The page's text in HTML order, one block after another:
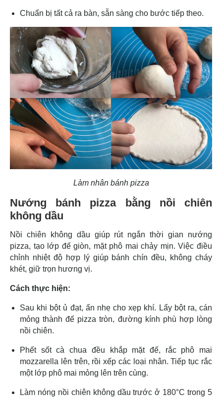
Chuẩn bị tất cả ra bàn, sẵn sàng cho bước tiếp theo.
Làm nhân bánh pizza
Nướng bánh pizza bằng nồi chiên
không dầu
Nồi chiên không dầu giúp rút ngắn thời gian nướng
pizza, tạo lớp đế giòn, mặt phô mai chảy mịn. Việc điều
chỉnh nhiệt độ hợp lý giúp bánh chín đều, không cháy
khét, giữ trọn hương vị.
Cách thực hiện:
Sau khi bột ủ đạt, ấn nhẹ cho xẹp khí. Lấy bột ra, cán
mỏng thành đế pizza tròn, đường kính phù hợp lòng
nồi chiên.
Phết sốt cà chua đều khắp mặt đế, rắc phô mai
mozzarella lên trên, rồi xếp các loại nhân. Tiếp tục rắc
một lớp phô mai mỏng lên trên cùng.
Làm nóng nồi chiên không dầu trước ở 180°C trong 5